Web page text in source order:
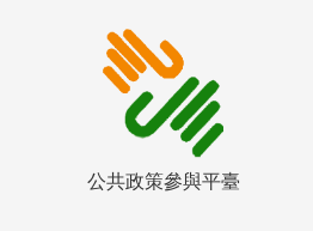
公共政策參與平臺